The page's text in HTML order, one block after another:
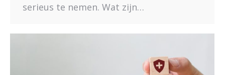
serieus te nemen. Wat zijn…